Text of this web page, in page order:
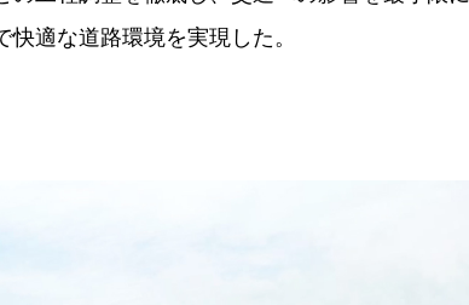
適な道路環境を実現した。